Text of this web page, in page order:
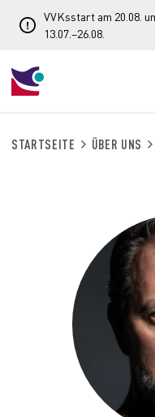
VVKsstart am 20.08.
13.07.–26.08.
STARTSEITE ÜBER UNS